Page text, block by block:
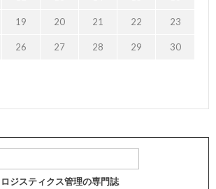
19 20 21 22 23
26 27 28 29 30
ロジスティクス管理の専門誌